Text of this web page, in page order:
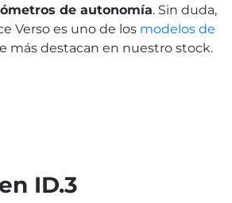
de autonomía. Sin duda,
Verso es uno de los modelos de
más destacan en nuestro stock.
ID.3